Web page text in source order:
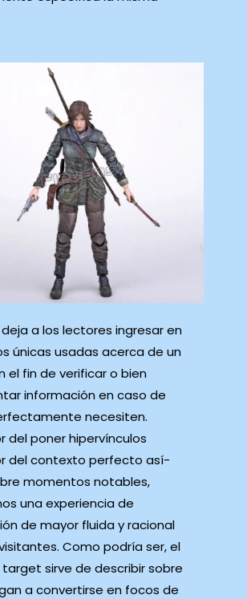
deja a los lectores ingresar en
únicas usadas acerca de un
el fin de verificar o bien
información en caso de
necesiten.
del poner hipervínculos
del contexto perfecto así­
momentos notables,
una experiencia de
de mayor fluida y racional
Como podrí­a ser, el
sirve de describir sobre
a convertirse en focos de